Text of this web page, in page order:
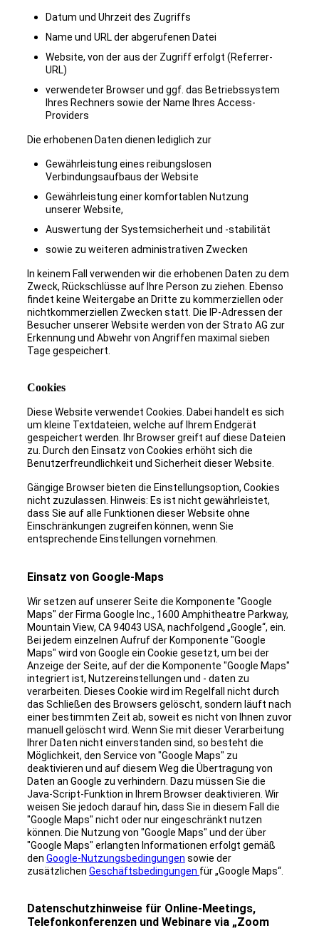
Datum und Uhrzeit des Zugriffs
Name und URL der abgerufenen Datei
Website, von der aus der Zugriff erfolgt (Referrer-
URL)
verwendeter Browser und ggf. das Betriebssystem
Ihres Rechners sowie der Name Ihres Access-
Providers
Die erhobenen Daten dienen lediglich zur
Gewährleistung eines reibungslosen
Verbindungsaufbaus der Website
Gewährleistung einer komfortablen Nutzung
unserer Website,
Auswertung der Systemsicherheit und -stabilität
sowie zu weiteren administrativen Zwecken
In keinem Fall verwenden wir die erhobenen Daten zu dem
Zweck, Rückschlüsse auf Ihre Person zu ziehen. Ebenso
findet keine Weitergabe an Dritte zu kommerziellen oder
nichtkommerziellen Zwecken statt. Die IP-Adressen der
Besucher unserer Website werden von der Strato AG zur
Erkennung und Abwehr von Angriffen maximal sieben
Tage gespeichert.
Cookies
Diese Website verwendet Cookies. Dabei handelt es sich
um kleine Textdateien, welche auf Ihrem Endgerät
gespeichert werden. Ihr Browser greift auf diese Dateien
zu. Durch den Einsatz von Cookies erhöht sich die
Benutzerfreundlichkeit und Sicherheit dieser Website.
Gängige Browser bieten die Einstellungsoption, Cookies
nicht zuzulassen. Hinweis: Es ist nicht gewährleistet,
dass Sie auf alle Funktionen dieser Website ohne
Einschränkungen zugreifen können, wenn Sie
entsprechende Einstellungen vornehmen.
Einsatz von Google-Maps
Wir setzen auf unserer Seite die Komponente "Google
Maps" der Firma Google Inc., 1600 Amphitheatre Parkway,
Mountain View, CA 94043 USA, nachfolgend „Google“, ein.
Bei jedem einzelnen Aufruf der Komponente "Google
Maps" wird von Google ein Cookie gesetzt, um bei der
Anzeige der Seite, auf der die Komponente "Google Maps"
integriert ist, Nutzereinstellungen und - daten zu
verarbeiten. Dieses Cookie wird im Regelfall nicht durch
das Schließen des Browsers gelöscht, sondern läuft nach
einer bestimmten Zeit ab, soweit es nicht von Ihnen zuvor
manuell gelöscht wird. Wenn Sie mit dieser Verarbeitung
Ihrer Daten nicht einverstanden sind, so besteht die
Möglichkeit, den Service von "Google Maps" zu
deaktivieren und auf diesem Weg die Übertragung von
Daten an Google zu verhindern. Dazu müssen Sie die
Java-Script-Funktion in Ihrem Browser deaktivieren. Wir
weisen Sie jedoch darauf hin, dass Sie in diesem Fall die
"Google Maps" nicht oder nur eingeschränkt nutzen
können. Die Nutzung von "Google Maps" und der über
"Google Maps" erlangten Informationen erfolgt gemäß
den Google-Nutzungsbedingungen sowie der
zusätzlichen Geschäftsbedingungen für „Google Maps“.
Datenschutzhinweise für Online-Meetings,
Telefonkonferenzen und Webinare via „Zoom